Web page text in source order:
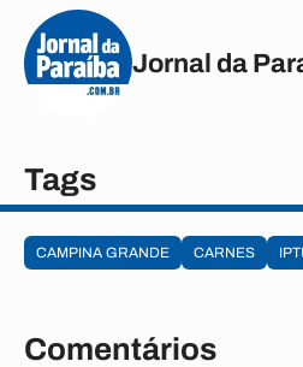
Jornal da
Tags
CAMPINA GRANDE CARNES
Comentários